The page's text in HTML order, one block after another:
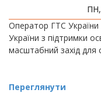
Оператор ГТС
України з підтримки
масштабний захід для
Переглянути